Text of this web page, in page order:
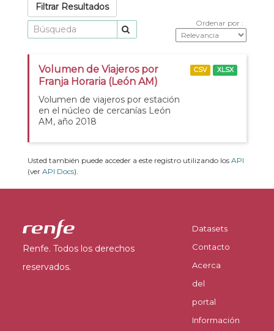
Filtrar Resultados
Ordenar por
Volumen de Viajeros por
Franja Horaria (León AM)
Volumen de viajeros por estación
en el núcleo de cercanías León
AM, año 2018
CSV XLSX
Usted también puede acceder a este registro utilizando los API
(ver API Docs).
Renfe. Todos los derechos
reservados.
Datasets
Contacto
Acerca
del
portal
Información